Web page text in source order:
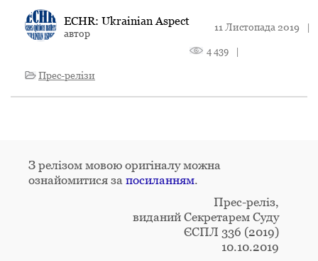
ECHR: Ukrainian Aspect
автор
11 Листопада 2019 |
4 439
|
Прес-релізи
З релізом мовою оригіналу можна
ознайомитися за посиланням.
Прес-реліз,
виданий Секретарем Суду
ЄСПЛ 336 (2019)
10.10.2019